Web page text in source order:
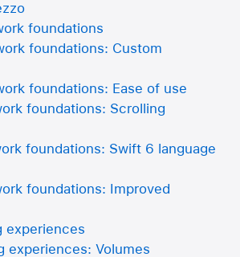
foundations
foundations: Custom
foundations: Ease of use
foundations: Scrolling
foundations: Swift 6 language
foundations: Improved
experiences
experiences: Volumes